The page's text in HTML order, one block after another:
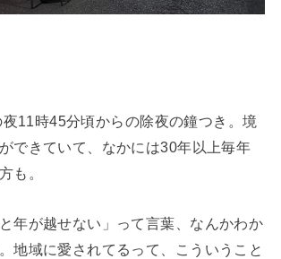
11時45分頃からの除夜の鐘つき。境
できていて、なかには30年以上毎年
も。
年が越せない」って言葉、なんかわか
地域に愛されてるって、こういうこと